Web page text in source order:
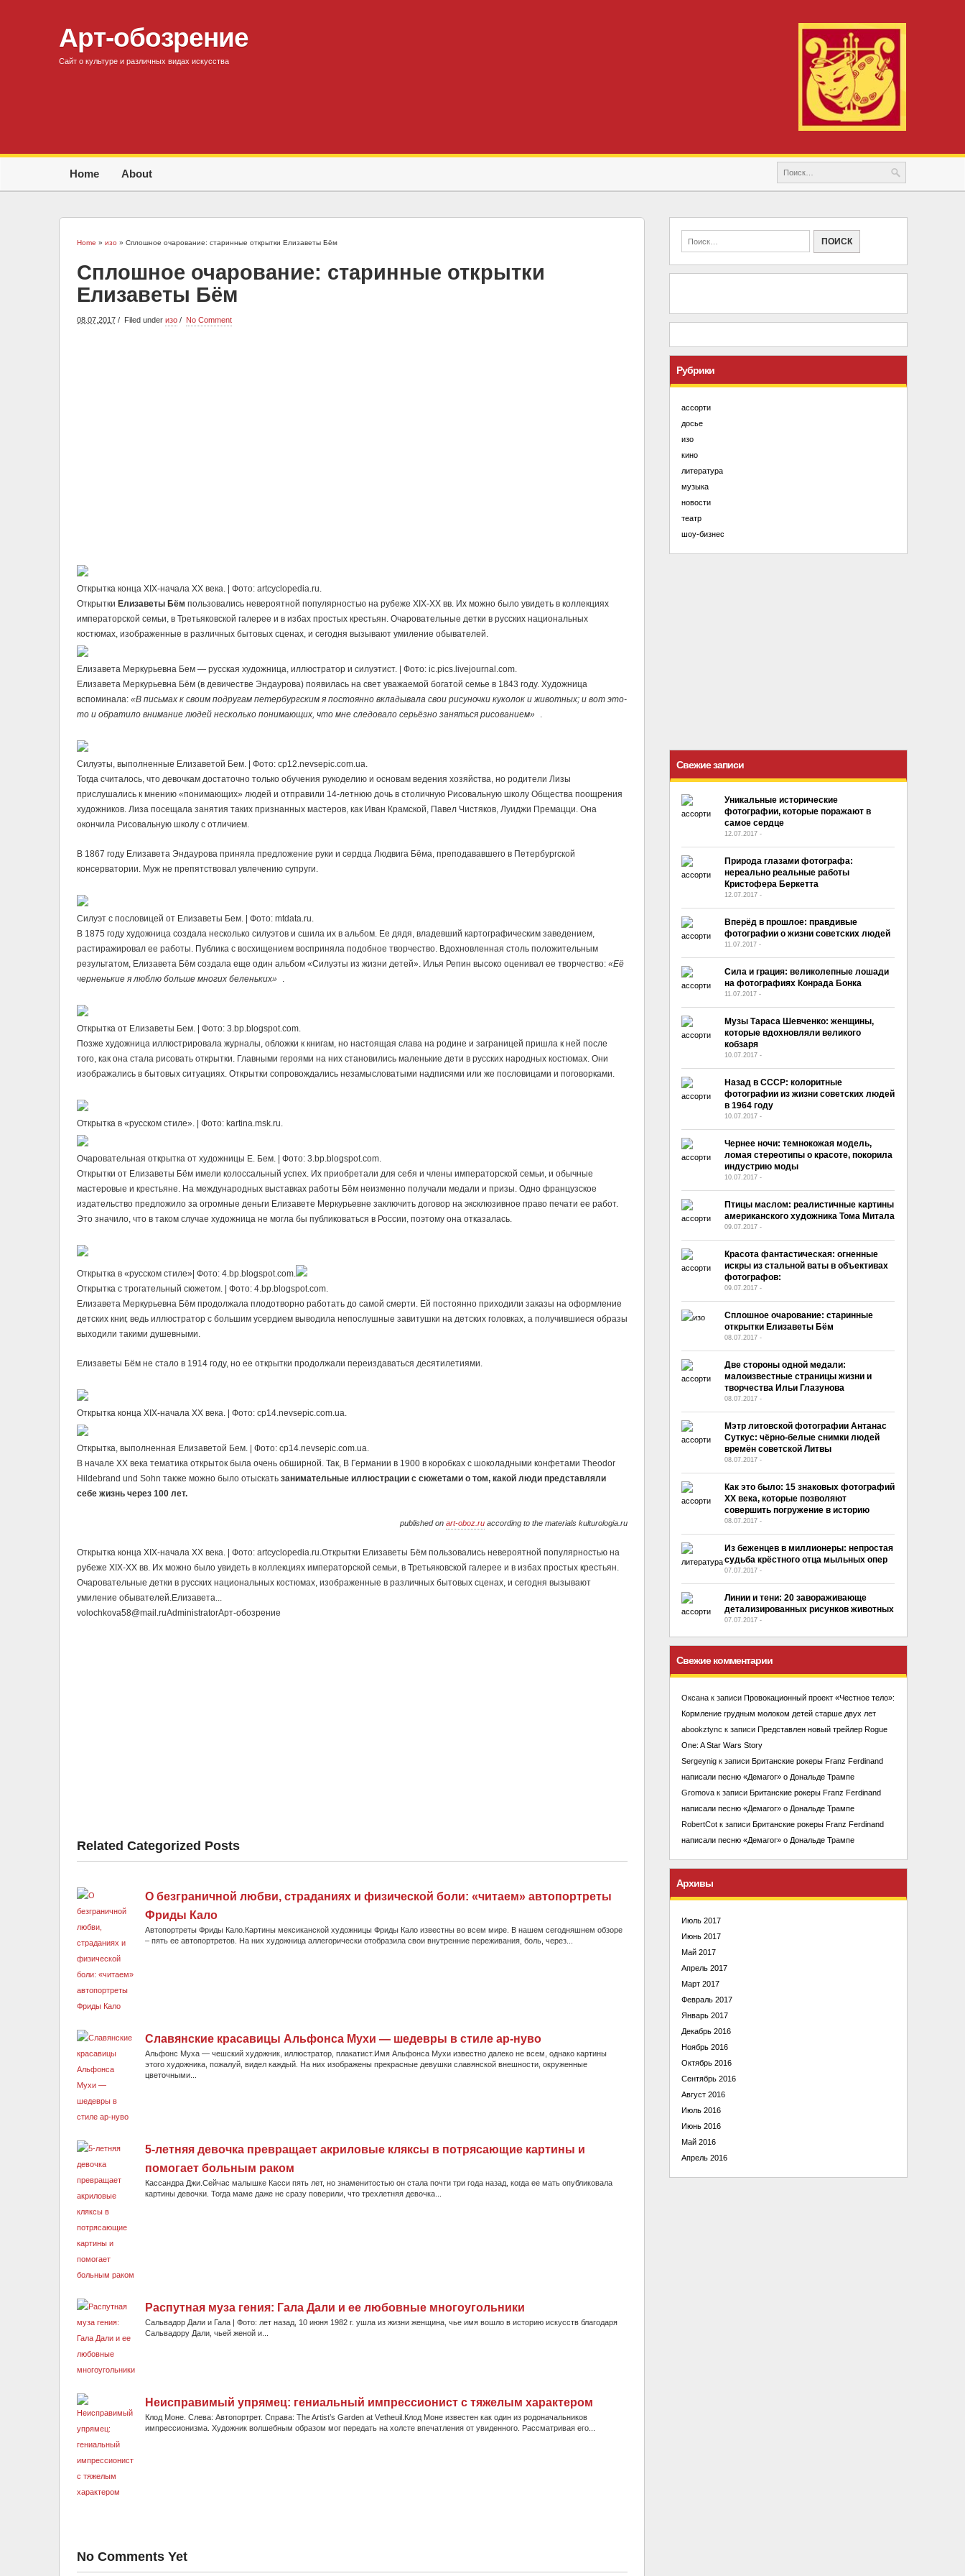
Арт-обозрение
Сайт о культуре и различных видах искусства
Home About
Home » изо » Сплошное очарование: старинные открытки Елизаветы Бём
Сплошное очарование: старинные открытки
Елизаветы Бём
08.07.2017 Filed under изо No Comment
Открытка конца XIX-начала ХХ века. | Фото: artcyclopedia.ru.
Открытки Елизавeты Бём пользовались невероятной популярностью на рубeже XIX-XX вв. Их можно было увидеть в коллекциях
императорской семьи, в Третьяковской галерее и в избах простых крестьян. Очаровательные детки в русских национальных
костюмах, изображенные в различных бытовых сценах, и сегодня вызывают умиление обывателей.
Елизавета Меркурьевна Бем — русская художница, иллюстратор и силуэтист. | Фото: ic.pics.livejournal.com.
Елизавета Меркурьевна Бём (в девичестве Эндaурова) появилась на свет уважаемой богатой семье в 1843 году. Художница
вспоминала: «В письмах к своим подругам петербургским я постоянно вкладывала свои рисуночки куколок и животных; и вот это-
то и обратило внимание людей несколько понимающих, что мне следовало серьёзно заняться рисованием»
.
Силуэты, выполненные Елизаветой Бем. | Фото: cp12.nevsepic.com.ua.
Тогда считалось, что девочкам достаточно только обучения рукоделию и основам ведения хозяйства, но родители Лизы
прислушались к мнению «понимающих» людей и отправили 14-летнюю дочь в столичную Рисовальную школу Общества поощрения
художников. Лиза посещала занятия таких признанных мастеров, как Иван Крамской, Павел Чистяков, Луиджи Премацци. Она
окончила Рисовальную школу с отличием.
В 1867 году Елизавета Эндаурова приняла предложение руки и сердца Людвига Бёма, преподававшего в Петербургской
консерватории. Муж не препятствовал увлечению супруги.
Силуэт с пословицей от Елизаветы Бем. | Фото: mtdata.ru.
В 1875 году художница создала несколько силуэтов и сшила их в альбом. Ее дядя, владевший картографическим заведением,
растиражировал ее работы. Публика с восхищением восприняла подобное творчество. Вдохновленная столь положительным
результатом, Елизавета Бём создала еще один альбом «Силуэты из жизни детей». Илья Репин высоко оценивал ее творчество: «Её
черненькие я люблю больше многих беленьких»
.
Открытка от Елизаветы Бем. | Фото: 3.bp.blogspot.com.
Позже художница иллюстрировала журналы, обложки к книгам, но настоящая слава на родине и заграницей пришла к ней после
того, как она стала рисовать открытки. Главными героями на них становились маленькие дети в русских народных костюмах. Они
изображались в бытовых ситуациях. Открытки сопровождались незамысловатыми надписями или же пословицами и поговорками.
Открытка в «русском стиле». | Фото: kartina.msk.ru.
Очаровательная открытка от художницы Е. Бем. | Фото: 3.bp.blogspot.com.
Открытки от Елизаветы Бём имели колоссальный успех. Их приобретали для себя и члены императорской семьи, и обычные
мастеровые и крестьяне. На международных выставках работы Бём неизменно получали медали и призы. Одно французское
издательство предложило за огромные деньги Елизавете Меркурьевне заключить договор на эксклюзивное право печати ее работ.
Это значило, что в таком случае художница не могла бы публиковаться в России, поэтому она отказалась.
Открытка в «русском стиле»| Фото: 4.bp.blogspot.com.
Открытка с трогательный сюжетом. | Фото: 4.bp.blogspot.com.
Елизавета Меркурьевна Бём продолжала плодотворно работать до самой смерти. Ей постоянно приходили заказы на оформление
детских книг, ведь иллюстратор с большим усердием выводила непослушные завитушки на детских головках, а получившиеся образы
выходили такими душевными.
Елизаветы Бём не стало в 1914 году, но ее открытки продолжали переиздаваться десятилетиями.
Открытка конца XIX-начала ХХ века. | Фото: cp14.nevsepic.com.ua.
Открытка, выполненная Елизаветой Бем. | Фото: cp14.nevsepic.com.ua.
В начале ХХ века тематика открыток была очень обширной. Так, В Германии в 1900 в коробках с шоколадными конфетами Theоdоr
Hildebrаnd und Sohn также можно было отыскать занимательные иллюстрации с сюжетами о том, какой люди представляли
себе жизнь через 100 лет.
published on art-oboz.ruaccording to the materials kulturologia.ru
Открытка конца XIX-начала ХХ века. | Фото: artcyclopedia.ru.Открытки Елизавeты Бём пользовались невероятной популярностью на
рубeже XIX-XX вв. Их можно было увидеть в коллекциях императорской семьи, в Третьяковской галерее и в избах простых крестьян.
Очаровательные детки в русских национальных костюмах, изображенные в различных бытовых сценах, и сегодня вызывают
умиление обывателей.Елизавета...
volochkova58@mail.ruAdministratorАрт-обозрение
Related Categorized Posts
О безграничной любви, страданиях и физической боли: «читаем» автопортреты
Фриды Кало
Автопортреты Фриды Кало.Картины мексиканской художницы Фриды Кало известны во всем мире. В нашем сегодняшнем обзоре
– пять ее автопортретов. На них художница аллегорически отобразила свои внутренние переживания, боль, через...
Славянские красавицы Альфонса Мухи — шедевры в стиле ар-нуво
Альфонс Муха — чешский художник, иллюстратор, плакатист.Имя Альфонса Мухи известно далеко не всем, однако картины
этого художника, пожалуй, видел каждый. На них изображены прекрасные девушки славянской внешности, окруженные
цветочными...
5-летняя девочка превращает акриловые кляксы в потрясающие картины и
помогает больным раком
Кассандра Джи.Сейчас малышке Касси пять лет, но знаменитостью он стала почти три года назад, когда ее мать опубликовала
картины девочки. Тогда маме даже не сразу поверили, что трехлетняя девочка...
Распутная муза гения: Гала Дали и ее любовные многоугольники
Сальвадор Дали и Гала | Фото: лет назад, 10 июня 1982 г. ушла из жизни женщина, чье имя вошло в историю искусств благодаря
Сальвадору Дали, чьей женой и...
Неисправимый упрямец: гениальный импрессионист с тяжелым характером
Клод Моне. Слева: Автопортрет. Справа: The Artist’s Garden at Vеtheuil.Клод Моне известен как один из родоначальников
импрессионизма. Художник волшебным образом мог передать на холсте впечатления от увиденного. Рассматривая его...
No Comments Yet
Рубрики
ассорти
досье
изо
кино
литература
музыка
новости
театр
шоу-бизнес
Свежие записи
Уникальные исторические
фотографии, которые поражают в
самое сердце
12.07.2017-
Природа глазами фотографа:
нереально реальные работы
Кристофера Беркетта
12.07.2017-
Вперёд в прошлое: правдивые
фотографии о жизни советских людей
11.07.2017-
Сила и грация: великолепные лошади
на фотографиях Конрада Бонка
11.07.2017-
Музы Тараса Шевченко: женщины,
которые вдохновляли великого
кобзаря
10.07.2017-
Назад в СССР: колоритные
фотографии из жизни советских людей
в 1964 году
10.07.2017-
Чернее ночи: темнокожая модель,
ломая стереотипы о красоте, покорила
индустрию моды
10.07.2017-
Птицы маслом: реалистичные картины
американского художника Тома Митала
09.07.2017-
Красота фантастическая: огненные
искры из стальной ваты в объективах
фотографов:
09.07.2017-
Сплошное очарование: старинные
открытки Елизаветы Бём
08.07.2017-
Две стороны одной медали:
малоизвестные страницы жизни и
творчества Ильи Глазунова
08.07.2017-
Мэтр литовской фотографии Антанас
Суткус: чёрно-белые снимки людей
времён советской Литвы
08.07.2017-
Как это было: 15 знаковых фотографий
XX века, которые позволяют
совершить погружение в историю
08.07.2017-
Из беженцев в миллионеры: непростая
судьба крёстного отца мыльных опер
07.07.2017-
Линии и тени: 20 завораживающе
детализированных рисунков животных
07.07.2017-
Свежие комментарии
Оксана к записиПровокационный проект «Честное тело»:
Кормление грудным молоком детей старше двух лет
abookztync к записиПредставлен новый трейлер Rogue
One: A Star Wars Story
Sergeynig к записиБританские рокеры Franz Ferdinand
написали песню «Демагог» о Дональде Трампе
Gromova к записиБританские рокеры Franz Ferdinand
написали песню «Демагог» о Дональде Трампе
RobertCot к записиБританские рокеры Franz Ferdinand
написали песню «Демагог» о Дональде Трампе
Архивы
Июль 2017
Июнь 2017
Май 2017
Апрель 2017
Март 2017
Февраль 2017
Январь 2017
Декабрь 2016
Ноябрь 2016
Октябрь 2016
Сентябрь 2016
Август 2016
Июль 2016
Июнь 2016
Май 2016
Апрель 2016